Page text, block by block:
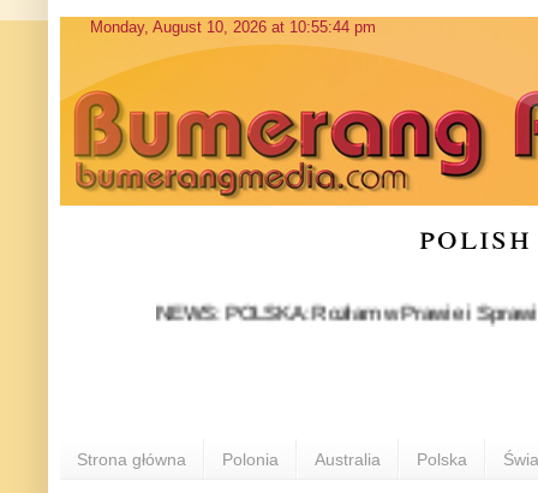
NEWS: POLSKA: Rozłam w Prawie i
Strona główna Polonia Australia Polska